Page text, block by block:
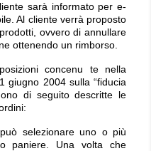
sarà informato per e-
Al cliente verrà proposto
ovvero di annullare
ottenendo un rimborso.
concenu te nella
giugno 2004 sulla “fiducia
di seguito descritte le
selezionare uno o più
paniere. Una volta che